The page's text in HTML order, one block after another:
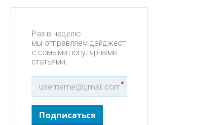
Раз в неделю
мы отправляем дайджест
с самыми популярными
статьями.
*
Подписаться